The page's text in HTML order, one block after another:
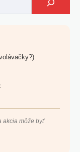
akcia môže byť